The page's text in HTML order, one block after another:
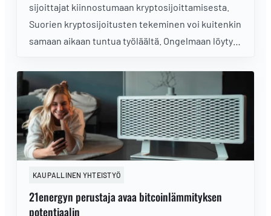
sijoittajat kiinnostumaan kryptosijoittamisesta.
Suorien kryptosijoitusten tekeminen voi kuitenkin
samaan aikaan tuntua työläältä. Ongelmaan löytyy
muodossa.
KAUPALLINEN YHTEISTYÖ
21energyn perustaja avaa bitcoinlämmityksen
potentiaalin